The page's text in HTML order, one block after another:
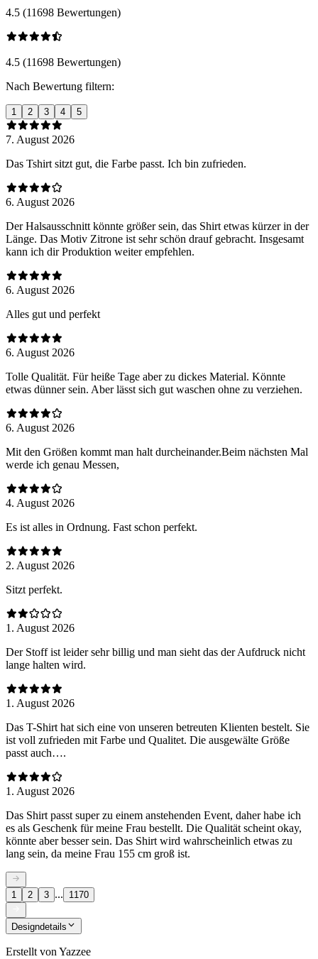
4.5 (11698 Bewertungen)
4.5 (11698 Bewertungen)
Nach Bewertung filtern:
1 2 3 4 5
7. August 2026
Das Tshirt sitzt gut, die Farbe passt. Ich bin zufrieden.
6. August 2026
Der Halsausschnitt könnte größer sein, das Shirt etwas kürzer in der
Länge. Das Motiv Zitrone ist sehr schön drauf gebracht. Insgesamt
kann ich dir Produktion weiter empfehlen.
6. August 2026
Alles gut und perfekt
6. August 2026
Tolle Qualität. Für heiße Tage aber zu dickes Material. Könnte
etwas dünner sein. Aber lässt sich gut waschen ohne zu verziehen.
6. August 2026
Mit den Größen kommt man halt durcheinander.Beim nächsten Mal
werde ich genau Messen,
4. August 2026
Es ist alles in Ordnung. Fast schon perfekt.
2. August 2026
Sitzt perfekt.
1. August 2026
Der Stoff ist leider sehr billig und man sieht das der Aufdruck nicht
lange halten wird.
1. August 2026
Das T-Shirt hat sich eine von unseren betreuten Klienten bestelt. Sie
ist voll zufrieden mit Farbe und Qualitet. Die ausgewälte Größe
passt auch….
1. August 2026
Das Shirt passt super zu einem anstehenden Event, daher habe ich
es als Geschenk für meine Frau bestellt. Die Qualität scheint okay,
könnte aber besser sein. Das Shirt wird wahrscheinlich etwas zu
lang sein, da meine Frau 155 cm groß ist.
1 2 3 ... 1170
Designdetails
Erstellt von Yazzee